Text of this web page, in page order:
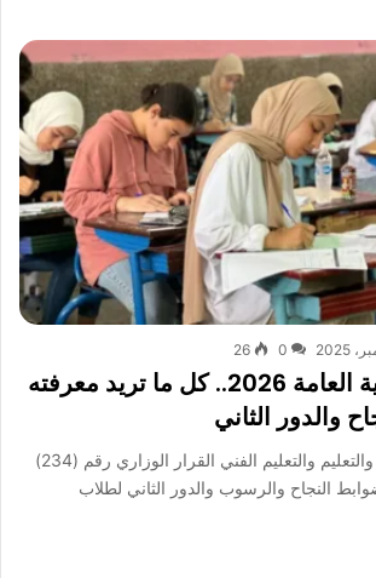
0
26
امتحانات الثانوية العامة 2026.. كل ما تريد معرفته
والدور الثاني
أصدرت وزارة التربية والتعليم والتعليم الفني القرار الوزاري رقم (234)
ضوابط النجاح والرسوب والدور الثاني لطلاب